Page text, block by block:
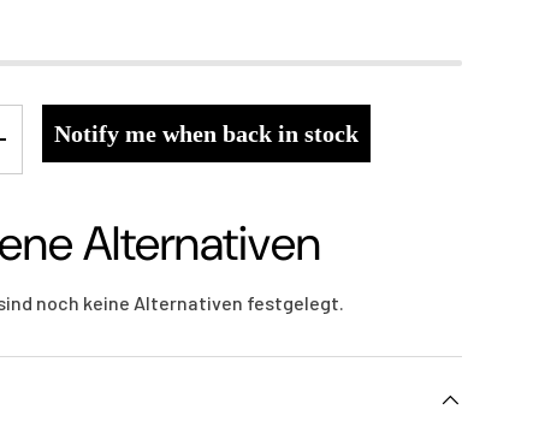
Notify me when back in stock
Alternativen
noch keine Alternativen festgelegt.